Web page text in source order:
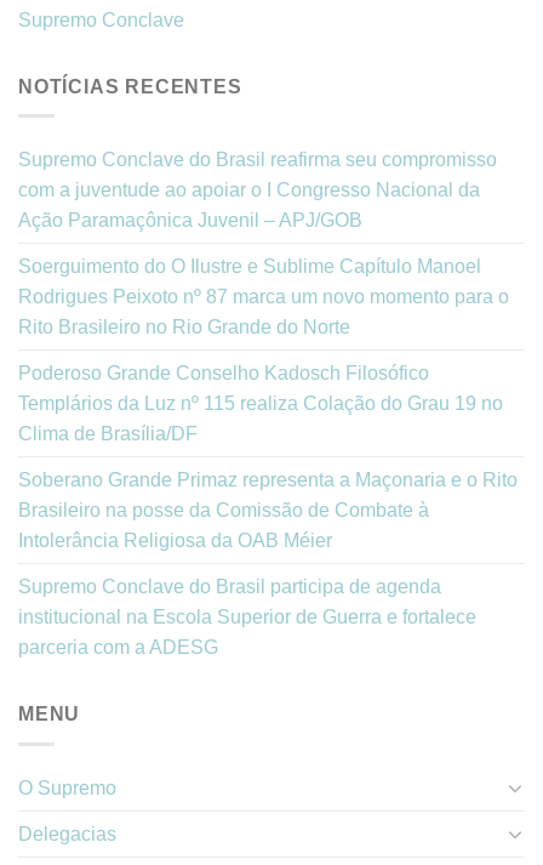
Supremo Conclave
NOTÍCIAS RECENTES
Supremo Conclave do Brasil reafirma seu compromisso
com a juventude ao apoiar o I Congresso Nacional da
Ação Paramaçônica Juvenil – APJ/GOB
Soerguimento do O Ilustre e Sublime Capítulo Manoel
Rodrigues Peixoto nº 87 marca um novo momento para o
Rito Brasileiro no Rio Grande do Norte
Poderoso Grande Conselho Kadosch Filosófico
Templários da Luz nº 115 realiza Colação do Grau 19 no
Clima de Brasília/DF
Soberano Grande Primaz representa a Maçonaria e o Rito
Brasileiro na posse da Comissão de Combate à
Intolerância Religiosa da OAB Méier
Supremo Conclave do Brasil participa de agenda
institucional na Escola Superior de Guerra e fortalece
parceria com a ADESG
MENU
O Supremo
Delegacias